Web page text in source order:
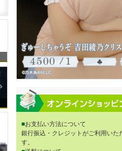
■お支払い方法について
銀行振込・クレジットがご利用いた
す。